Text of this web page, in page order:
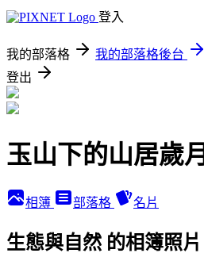
登入
我的部落格 我的部落格後台
登出
玉山下的山居歲月
相簿 部落格 名片
生態與自然 的相簿照片